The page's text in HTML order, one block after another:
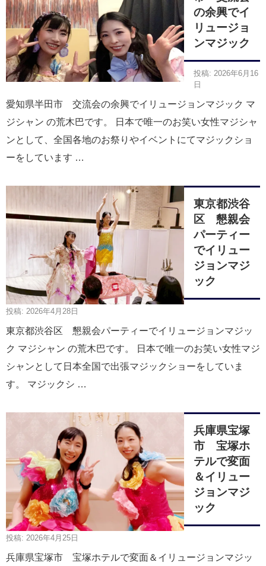
の余興でイ
リュージョ
ンマジック
投稿: 2026年6月16
日
愛知県半田市 交流会の余興でイリュージョンマジック マ
ジシャン の荒木巴です。 日本で唯一のお笑い女性マジシャ
ンとして、全国各地のお祭りやイベントにてマジックショ
ーをしています …
東京都渋谷
区 懇親会
パーティー
でイリュー
ジョンマジ
ック
投稿: 2026年4月28日
東京都渋谷区 懇親会パーティーでイリュージョンマジッ
ク マジシャン の荒木巴です。 日本で唯一のお笑い女性マジ
シャンとして日本全国で出張マジックショーをしていま
す。 マジックシ …
兵庫県宝塚
市 宝塚ホ
テルで変面
＆イリュー
ジョンマジ
ック
投稿: 2026年4月25日
兵庫県宝塚市 宝塚ホテルで変面＆イリュージョンマジッ